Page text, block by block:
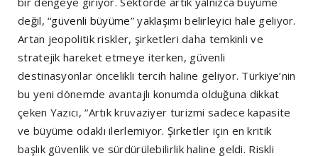
değil, “güvenli büyüme” yaklaşımı belirleyici hale geliyor.
Artan jeopolitik riskler, şirketleri daha temkinli ve
stratejik hareket etmeye iterken, güvenli
destinasyonlar öncelikli tercih haline geliyor. Türkiye’nin
bu yeni dönemde avantajlı konumda olduğuna dikkat
çeken Yazıcı, “Artık kruvaziyer turizmi sadece kapasite
ve büyüme odaklı ilerlemiyor. Şirketler için en kritik
başlık güvenlik ve sürdürülebilirlik haline geldi. Riskli